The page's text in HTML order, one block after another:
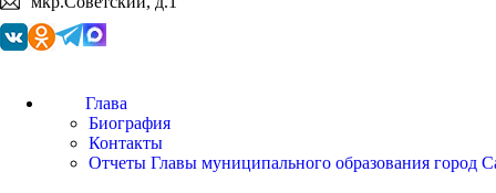
Глава
Биография
Контакты
Отчеты Главы муниципального образования город